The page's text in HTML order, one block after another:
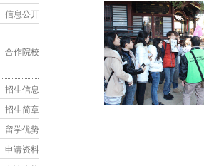
信息公开
合作院校
招生信息
招生简章
留学优势
申请资料